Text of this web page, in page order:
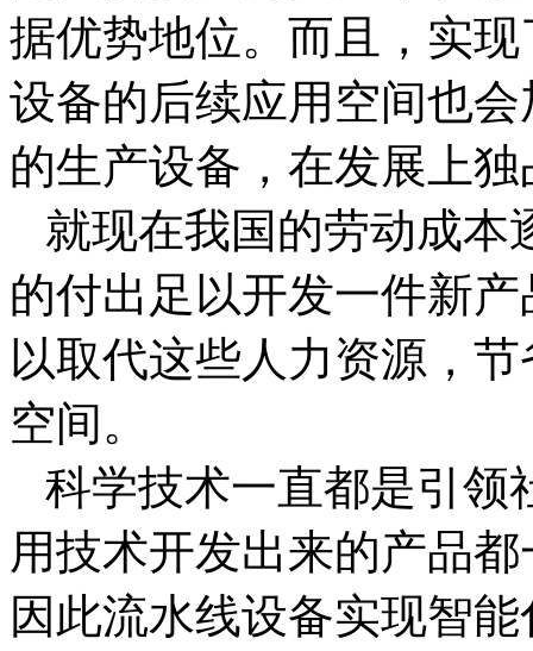
据优势地位。而且，实
设备的后续应用空间也
的生产设备，在发展上
就现在我国的劳动成本
的付出足以开发一件新
以取代这些人力资源，
空间。
科学技术一直都是引领
用技术开发出来的产品
因此流水线设备实现智